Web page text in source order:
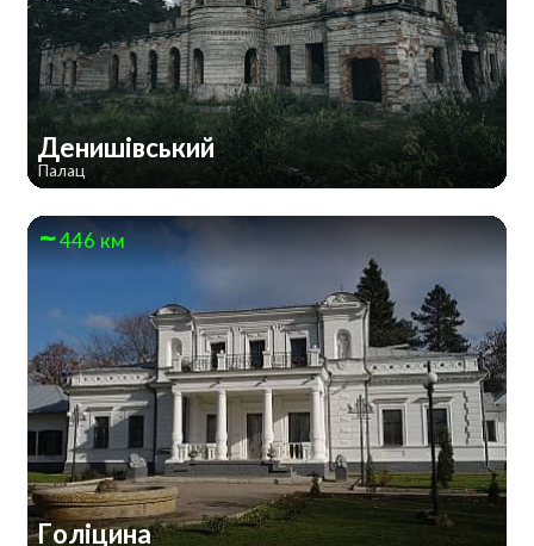
Денишівський
Палац
446 км
Голіцина